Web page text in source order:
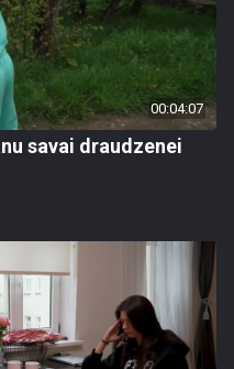
00:04:07
savai draudzenei